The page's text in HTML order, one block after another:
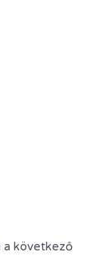
a következő